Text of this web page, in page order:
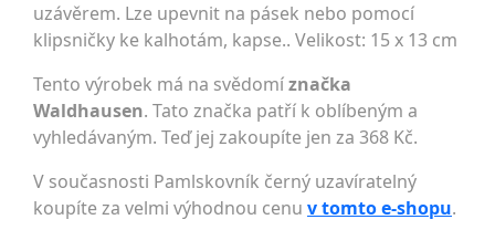
uzávěrem. Lze upevnit na pásek nebo pomocí
klipsničky ke kalhotám, kapse.. Velikost: 15 x 13 cm
Tento výrobek má na svědomíznačka
Waldhausen. Tato značka patří k oblíbeným a
vyhledávaným. Teď jej zakoupíte jen za 368 Kč.
V současnosti Pamlskovník černý uzavíratelný
koupíte za velmi výhodnou cenu v tomto e-shopu.